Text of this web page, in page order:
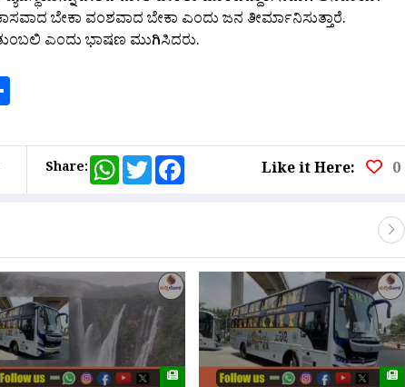
ಬೇಕಾ ವಂಶವಾದ ಬೇಕಾ ಎಂದು ಜನ ತೀರ್ಮಾನಿಸುತ್ತಾರೆ.
ಎಂದು ಭಾಷಣ ಮುಗಿಸಿದರು.
Share: WhatsApp
TwitterFacebook Like it Here: 0